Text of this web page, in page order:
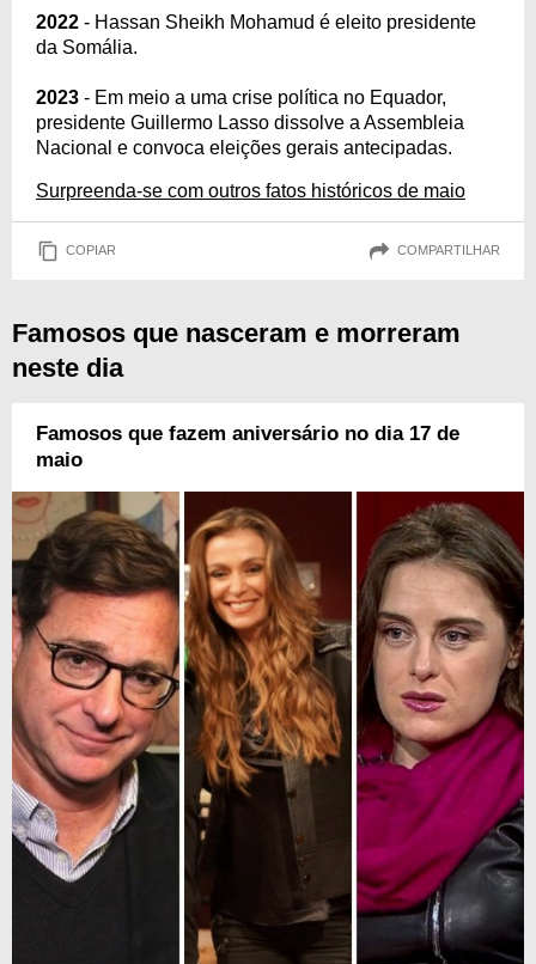
2022 - Hassan Sheikh Mohamud é eleito presidente
da Somália.
2023 - Em meio a uma crise política no Equador,
presidente Guillermo Lasso dissolve a Assembleia
Nacional e convoca eleições gerais antecipadas.
Surpreenda-se com outros fatos históricos de maio
COPIAR COMPARTILHAR
Famosos que nasceram e morreram
neste dia
Famosos que fazem aniversário no dia 17 de
maio